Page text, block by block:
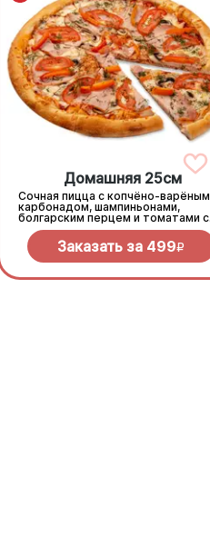
Домашняя 25см
Сочная пицца с копчёно-варёным
карбонадом, шампиньонами,
болгарским перцем и томатами с
зеленью под моцареллой
Заказать за 499R